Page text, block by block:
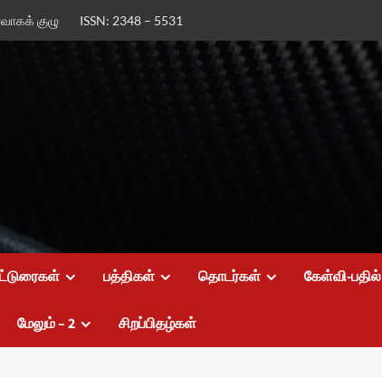
குழு ISSN: 2348 – 5531
பத்திகள் தொடர்கள் கேள்வி-பதில்
மேலும் – 2 சிறப்பிதழ்கள்